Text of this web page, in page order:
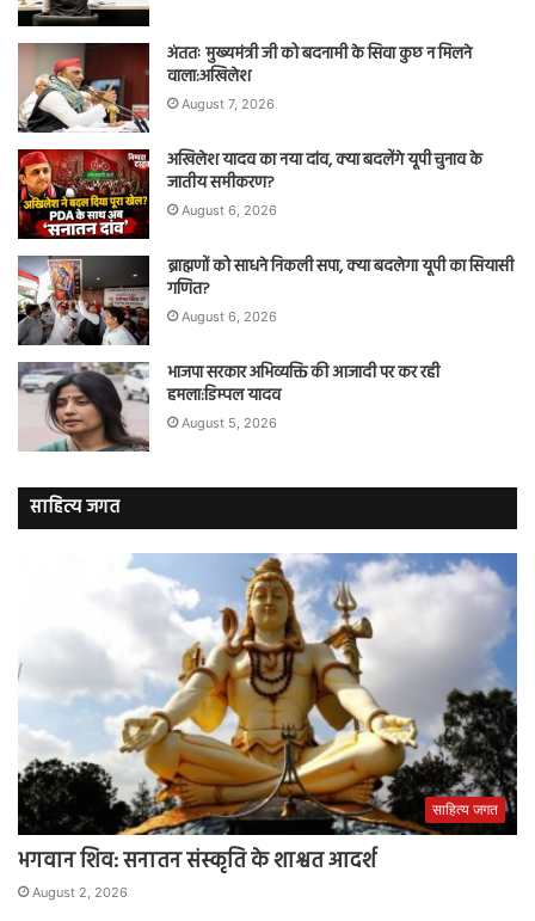
अंततः मुख्यमंत्री जी को बदनामी के सिवा कुछ न मिलने
वाला:अखिलेश
August 7, 2026
अखिलेश यादव का नया दांव, क्या बदलेंगे यूपी चुनाव के
जातीय समीकरण?
August 6, 2026
ब्राह्मणों को साधने निकली सपा, क्या बदलेगा यूपी का सियासी
गणित?
August 6, 2026
भाजपा सरकार अभिव्यक्ति की आजादी पर कर रही
हमला:डिम्पल यादव
August 5, 2026
साहित्य जगत
साहित्य जगत
भगवान शिव: सनातन संस्कृति के शाश्वत आदर्श
August 2, 2026